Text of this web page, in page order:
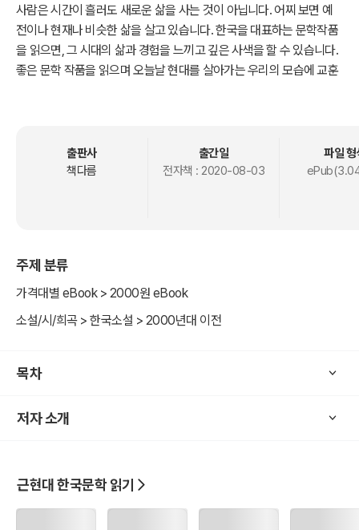
사람은 시간이 흘러도 새로운 삶을 사는 것이 아닙니다. 어찌 보면 예
전이나 현재나 비슷한 삶을 살고 있습니다. 한국을 대표하는 문학작품
을 읽으면, 그 시대의 삶과 경험을 느끼고 깊은 사색을 할 수 있습니다.
좋은 문학 작품을 읽으며 오늘날 현대를 살아가는 우리의 모습에 교훈
출판사
책다름
출간일
전자책 : 2020-08-03
파일 형
주제 분류
가격대별 eBook > 2000원 eBook
소설/시/희곡 > 한국소설 > 2000년대 이전
목차
저자 소개
근현대 한국문학 읽기